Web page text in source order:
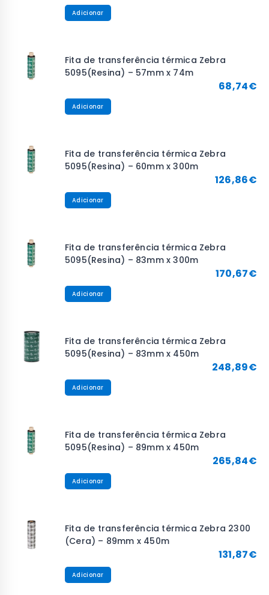
Adicionar
Fita de transferência térmica Zebra
5095(Resina) – 57mm x 74m
68,74€
Adicionar
Fita de transferência térmica Zebra
5095(Resina) – 60mm x 300m
126,86€
Adicionar
Fita de transferência térmica Zebra
5095(Resina) – 83mm x 300m
170,67€
Adicionar
Fita de transferência térmica Zebra
5095(Resina) – 83mm x 450m
248,89€
Adicionar
Fita de transferência térmica Zebra
5095(Resina) – 89mm x 450m
265,84€
Adicionar
Fita de transferência térmica Zebra 2300
(Cera) – 89mm x 450m
131,87€
Adicionar